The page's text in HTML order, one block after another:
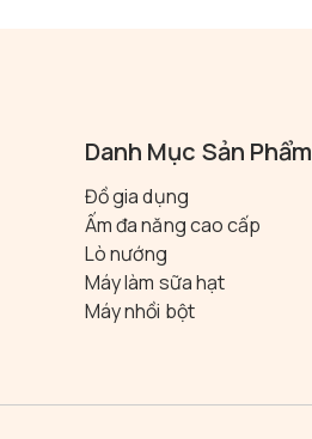
Danh Mục Sản Phẩm
Đồ gia dụng
Ấm đa năng cao cấp
Lò nướng
Máy làm sữa hạt
Máy nhồi bột